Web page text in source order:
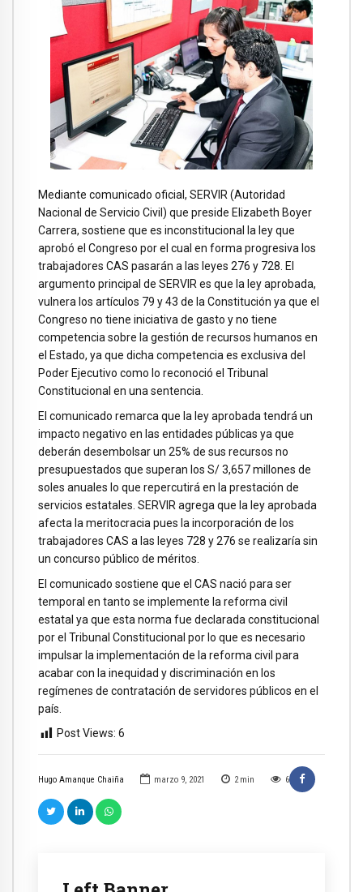
Hugo Amanque Chaiña marzo 9, 2021 2 min 6
Mediante comunicado oficial, SERVIR (Autoridad
Nacional de Servicio Civil) que preside Elizabeth Boyer
Carrera, sostiene que es inconstitucional la ley que
aprobó el Congreso por el cual en forma progresiva los
trabajadores CAS pasarán a las leyes 276 y 728. El
argumento principal de SERVIR es que la ley aprobada,
vulnera los artículos 79 y 43 de la Constitución ya que el
Congreso no tiene iniciativa de gasto y no tiene
competencia sobre la gestión de recursos humanos en
el Estado, ya que dicha competencia es exclusiva del
Poder Ejecutivo como lo reconoció el Tribunal
Constitucional en una sentencia.
El comunicado remarca que la ley aprobada tendrá un
impacto negativo en las entidades públicas ya que
deberán desembolsar un 25% de sus recursos no
presupuestados que superan los S/ 3,657 millones de
soles anuales lo que repercutirá en la prestación de
servicios estatales. SERVIR agrega que la ley aprobada
afecta la meritocracia pues la incorporación de los
trabajadores CAS a las leyes 728 y 276 se realizaría sin
un concurso público de méritos.
El comunicado sostiene que el CAS nació para ser
temporal en tanto se implemente la reforma civil
estatal ya que esta norma fue declarada constitucional
por el Tribunal Constitucional por lo que es necesario
impulsar la implementación de la reforma civil para
acabar con la inequidad y discriminación en los
regímenes de contratación de servidores públicos en el
país.
Post Views: 6